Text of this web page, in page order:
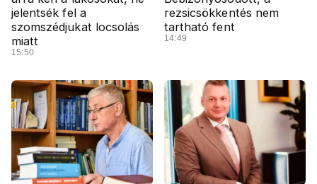
jelentsék fel a
szomszédjukat locsolás
miatt
15:50
rezsicsökkentés nem
tartható fent
14:49